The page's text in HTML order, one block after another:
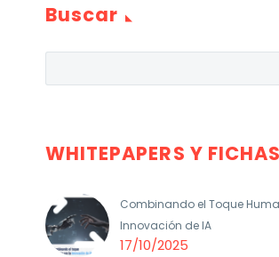
Buscar
WHITEPAPERS Y
Combinando el Toque
Innovación de IA
17/10/2025